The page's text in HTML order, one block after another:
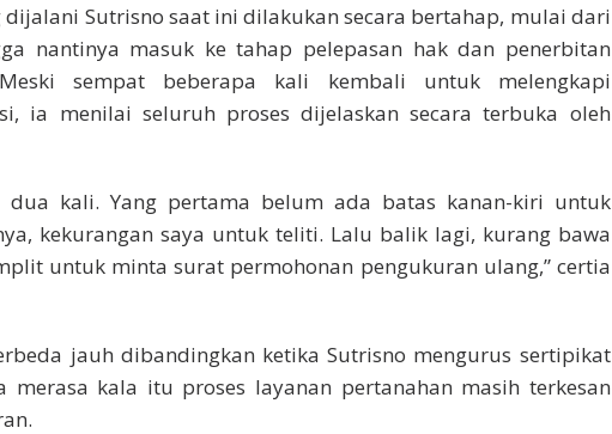
dijalani Sutrisno saat ini dilakukan secara bertahap, mulai dari
nantinya masuk ke tahap pelepasan hak dan penerbitan
sempat beberapa kali kembali untuk melengkapi
ia menilai seluruh proses dijelaskan secara terbuka oleh
dua kali. Yang pertama belum ada batas kanan-kiri untuk
kekurangan saya untuk teliti. Lalu balik lagi, kurang bawa
untuk minta surat permohonan pengukuran ulang,” certia
jauh dibandingkan ketika Sutrisno mengurus sertipikat
kala itu proses layanan pertanahan masih terkesan